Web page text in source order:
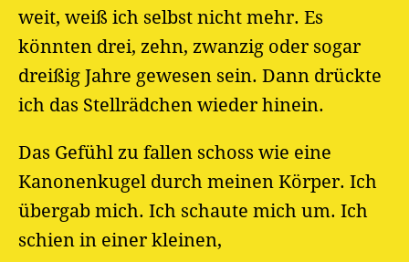
weit, weiß ich selbst nicht mehr. Es
könnten drei, zehn, zwanzig oder sogar
dreißig Jahre gewesen sein. Dann drückte
ich das Stellrädchen wieder hinein.
Das Gefühl zu fallen schoss wie eine
Kanonenkugel durch meinen Körper. Ich
übergab mich. Ich schaute mich um. Ich
schien in einer kleinen,